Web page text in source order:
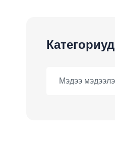
Категориуд
Мэдээ